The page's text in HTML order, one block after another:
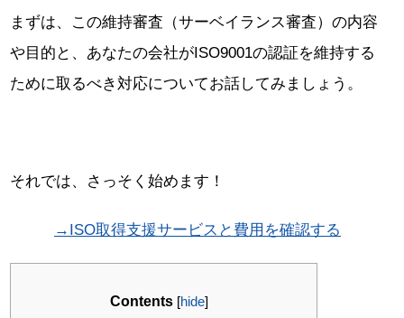
まずは、この維持審査（サーベイランス審査）の内容
や目的と、あなたの会社がISO9001の認証を維持する
ために取るべき対応についてお話してみましょう。
それでは、さっそく始めます！
→ISO取得支援サービスと費用を確認する
Contents [hide]